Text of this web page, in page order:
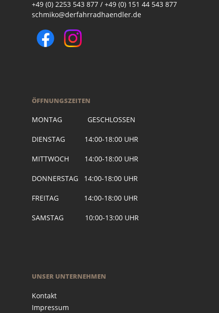
+49 (0) 2253 543 877 / +49 (0) 151 44 543 877
schmiko@derfahrradhaendler.de
ÖFFNUNGSZEITEN
MONTAG GESCHLOSSEN
DIENSTAG 14:00-18:00 UHR
MITTWOCH 14:00-18:00 UHR
DONNERSTAG 14:00-18:00 UHR
FREITAG 14:00-18:00 UHR
SAMSTAG 10:00-13:00 UHR
UNSER UNTERNEHMEN
Kontakt
Impressum